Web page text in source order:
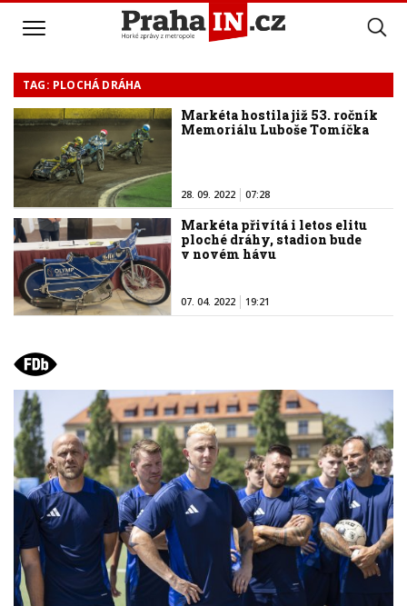
TAG: PLOCHÁ DRÁHA
Markéta hostila již 53. ročník
Memoriálu Luboše Tomíčka
28. 09. 2022 07:28
Markéta přivítá i letos elitu
ploché dráhy, stadion bude
v novém hávu
07. 04. 2022 19:21